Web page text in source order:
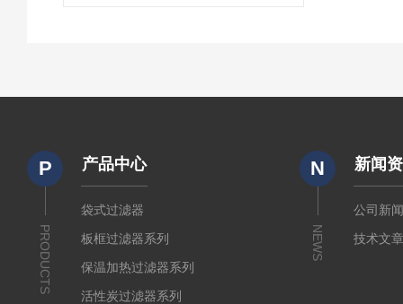
P
PRODUCTS
产品中心
袋式过滤器
板框过滤器系列
保温加热过滤器系列
活性炭过滤器系列
N
NEWS
新闻
公司新
技术文